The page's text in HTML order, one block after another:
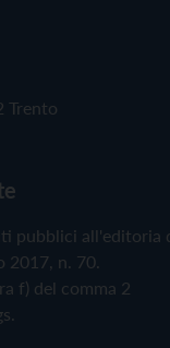
Trento
pubblici all'editoria
2017, n. 70.
f) del comma 2